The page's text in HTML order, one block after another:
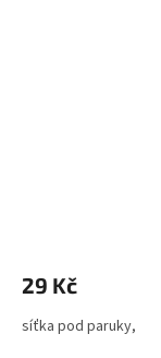
29 Kč
síťka pod paruky,